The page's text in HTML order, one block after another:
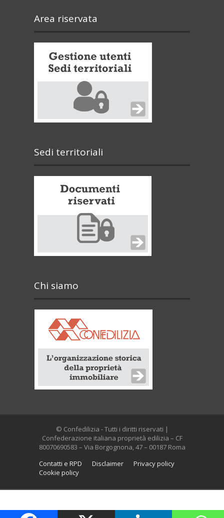
Area riservata
Sedi territoriali
Chi siamo
© Confedilizia - Tutti i diritti riservati |
Confederazione italiana proprietà edilizia – CF
80070690583 – Via Borgognona, 47 – 00187 Roma
Contatti e RPD
Disclaimer
Privacy policy
Cookie policy